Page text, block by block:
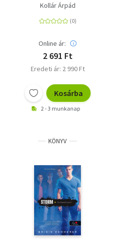
Kollár Árpád
Online ár:
2 691 Ft
Eredeti ár: 2 990 Ft
Kosárba
2 - 3 munkanap
KÖNYV